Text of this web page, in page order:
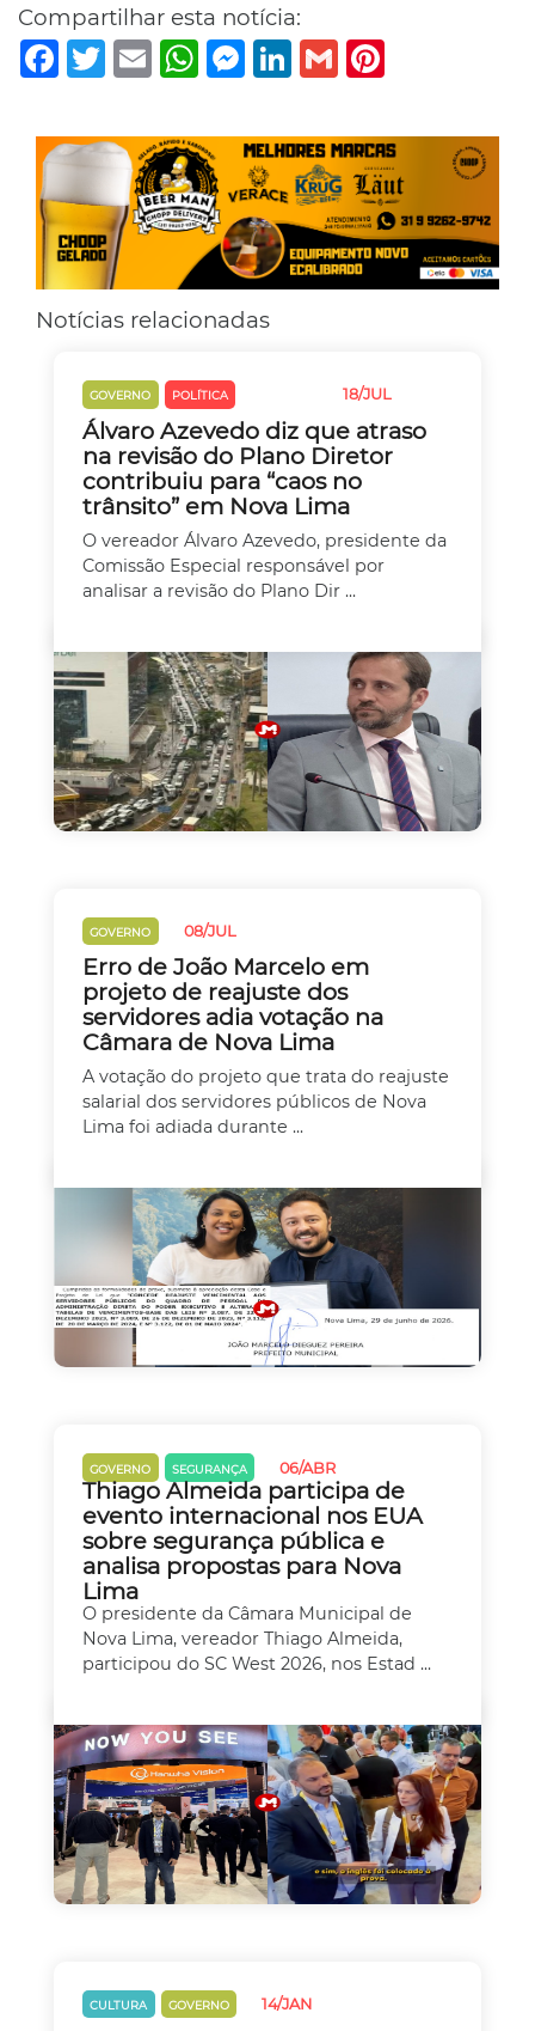
Compartilhar esta notícia:
Facebook
TwitterEmail WhatsAppMessenger
LinkedIn
Gmail
Notícias relacionadas
GOVERNO POLÍTICA 18/JUL
Álvaro Azevedo diz que atraso
na revisão do Plano Diretor
contribuiu para “caos no
trânsito” em Nova Lima
O vereador Álvaro Azevedo, presidente da
Comissão Especial responsável por
analisar a revisão do Plano Dir ...
GOVERNO 08/JUL
Erro de João Marcelo em
projeto de reajuste dos
servidores adia votação na
Câmara de Nova Lima
A votação do projeto que trata do reajuste
salarial dos servidores públicos de Nova
Lima foi adiada durante ...
GOVERNO SEGURANÇA 06/ABR
Thiago Almeida participa de
evento internacional nos EUA
sobre segurança pública e
analisa propostas para Nova
Lima
O presidente da Câmara Municipal de
Nova Lima, vereador Thiago Almeida,
participou do SC West 2026, nos Estad ...
CULTURA GOVERNO 14/JAN